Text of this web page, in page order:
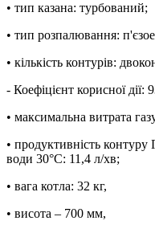
• тип казана: турбований;
• тип розпалювання:
• кількість контурів:
- Коефіцієнт корисної дії:
• максимальна витрата
• продуктивність
води 30°C: 11,4 л/хв;
• вага котла: 32 кг,
• висота – 700 мм,